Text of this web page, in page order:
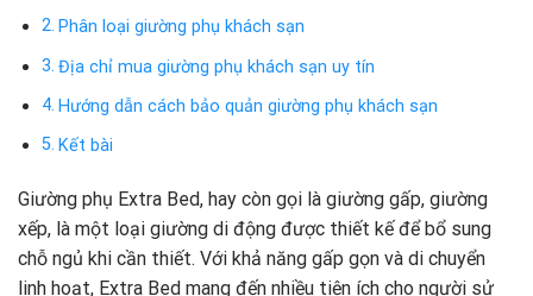
Phân loại giường phụ khách sạn
Địa chỉ mua giường phụ khách sạn uy tín
Hướng dẫn cách bảo quản giường phụ khách sạn
Kết bài
Giường phụ Extra Bed, hay còn gọi là giường gấp, giường
xếp, là một loại giường di động được thiết kế để bổ sung
chỗ ngủ khi cần thiết. Với khả năng gấp gọn và di chuyển
linh hoạt, Extra Bed mang đến nhiều tiện ích cho người sử